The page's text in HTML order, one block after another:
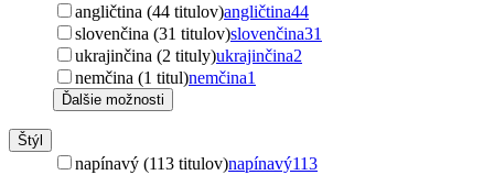
angličtina (44 titulov)angličtina44
slovenčina (31 titulov)slovenčina31
ukrajinčina (2 tituly)ukrajinčina2
nemčina (1 titul)nemčina1
Ďalšie možnosti
Štýl
napínavý (113 titulov)napínavý113